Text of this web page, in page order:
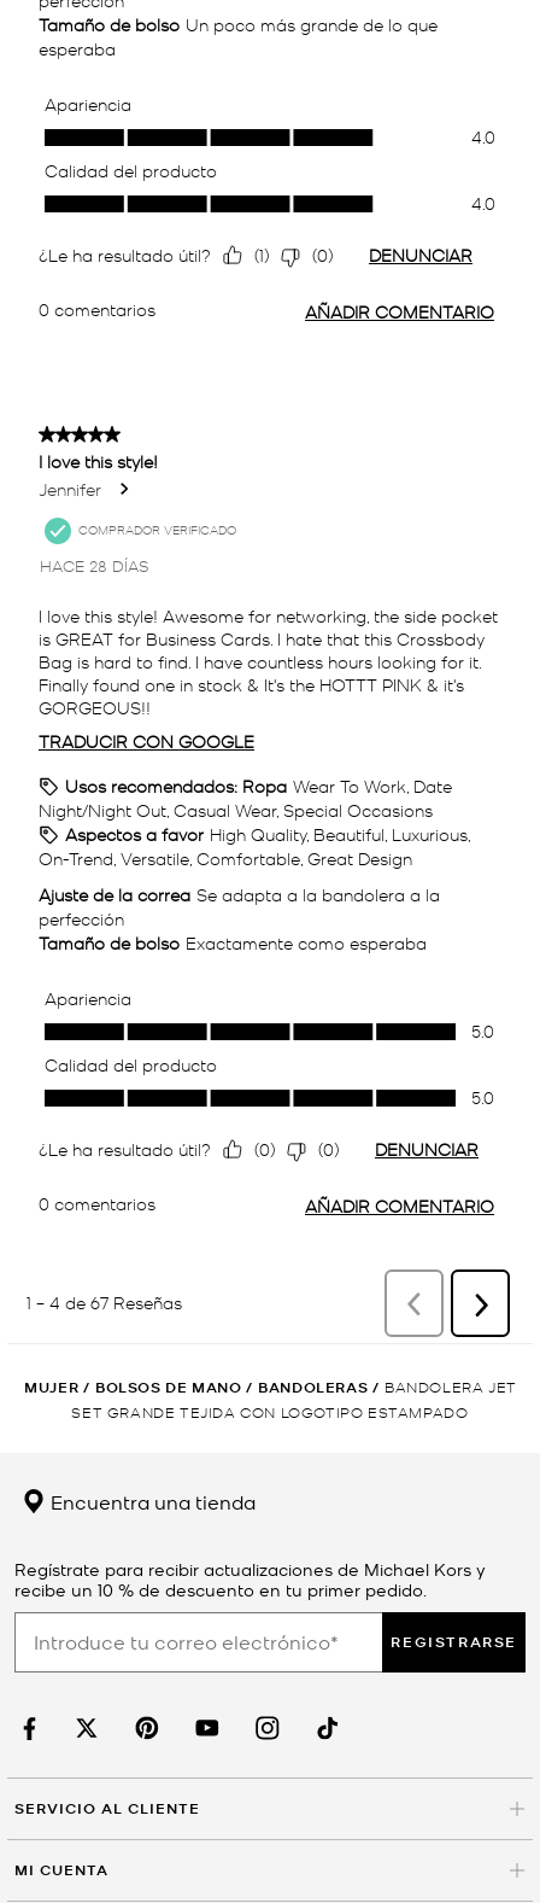
MUJER / BOLSOS DE MANO / BANDOLERAS / BANDOLERA JET
SET GRANDE TEJIDA CON LOGOTIPO ESTAMPADO
Encuentra una tienda
Regístrate para recibir actualizaciones de Michael Kors y
recibe un 10 % de descuento en tu primer pedido.
REGISTRARSE
SERVICIO AL CLIENTE
MI CUENTA